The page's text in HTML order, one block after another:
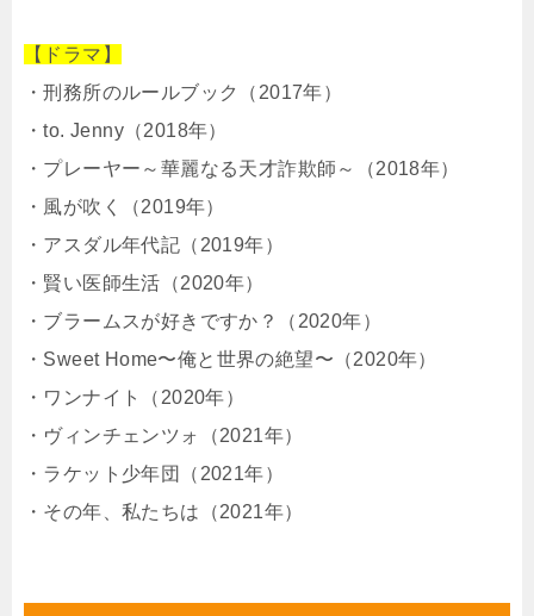
【ドラマ】
・刑務所のルールブック（2017年）
・to. Jenny（2018年）
・プレーヤー～華麗なる天才詐欺師～（2018年）
・風が吹く（2019年）
・アスダル年代記（2019年）
・賢い医師生活（2020年）
・ブラームスが好きですか？（2020年）
・Sweet Home〜俺と世界の絶望〜（2020年）
・ワンナイト（2020年）
・ヴィンチェンツォ（2021年）
・ラケット少年団（2021年）
・その年、私たちは（2021年）